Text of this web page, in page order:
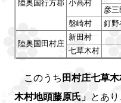
陸奥国行方郡 小高村
彦
盤崎村
釘野
陸奥国田村庄
新田村
七草木村
このうち 田村庄七草
木村地頭藤原氏」 とあ